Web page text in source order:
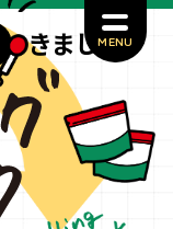
きました！